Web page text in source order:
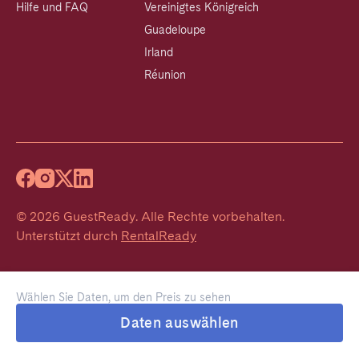
Wählen Sie Daten, um den Preis zu sehen
Daten auswählen
Hilfe und FAQ
Vereinigtes Königreich
Guadeloupe
Irland
Réunion
© 2026 GuestReady. Alle Rechte vorbehalten.
Unterstützt durch RentalReady